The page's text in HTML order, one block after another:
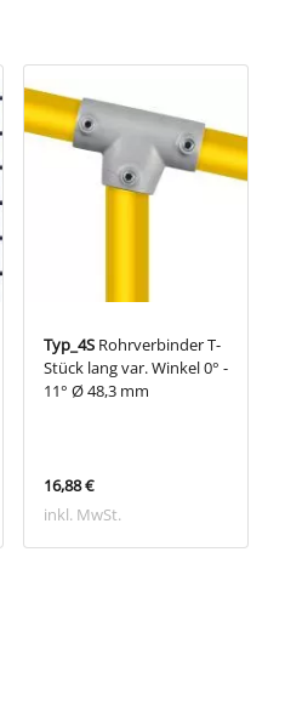
Typ_4S Rohrverbinder T-
Stück lang var. Winkel 0° -
11° Ø 48,3 mm
16,88 €
inkl. MwSt.